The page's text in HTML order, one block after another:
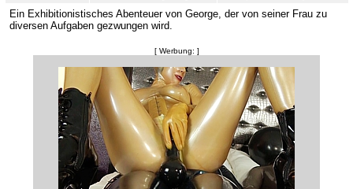
Ein Exhibitionistisches Abenteuer von George, der von seiner Frau zu
diversen Aufgaben gezwungen wird.
[ Werbung: ]